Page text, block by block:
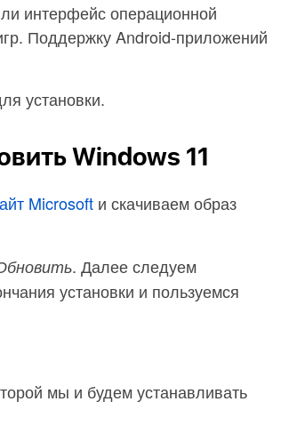
интерфейс операционной
Поддержку Android-приложений
установки.
Windows 11
Microsoft и скачиваем образ
. Далее следуем
установки и пользуемся
мы и будем устанавливать